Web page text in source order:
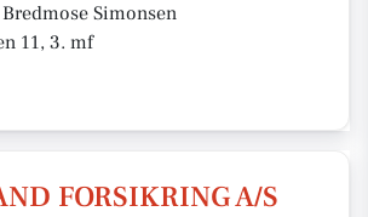
Simonsen
11, 3. mf
FORSIKRING A/S